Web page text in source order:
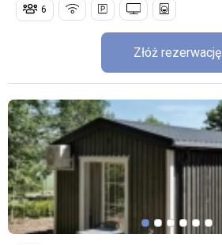
6
Złóż rezerwację